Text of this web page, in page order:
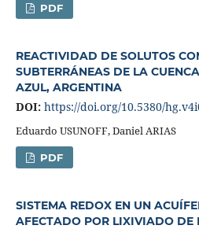
PDF
REACTIVIDAD DE SOLUTOS
SUBTERRÁNEAS DE LA
AZUL, ARGENTINA
DOI: https://doi.org/10.5380/
Eduardo USUNOFF, Daniel ARIAS
PDF
SISTEMA REDOX EN UN
AFECTADO POR LIXIVIADO DE